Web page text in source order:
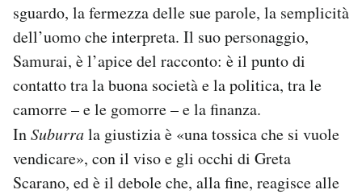
sguardo, la fermezza delle sue parole, la semplicità
dell’uomo che interpreta. Il suo personaggio,
Samurai, è l’apice del racconto: è il punto di
contatto tra la buona società e la politica, tra le
camorre – e le gomorre – e la finanza.
InSuburrala giustizia è «una tossica che si vuole
vendicare», con il viso e gli occhi di Greta
Scarano, ed è il debole che, alla fine, reagisce alle